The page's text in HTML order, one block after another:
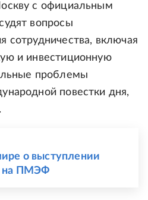
с официальным
вопросы
сотрудничества, включая
и инвестиционную
проблемы
повестки дня,
о выступлении
на ПМЭФ